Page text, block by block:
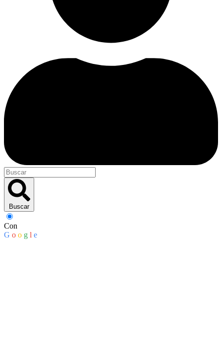
Buscar
Con
G o o g l e